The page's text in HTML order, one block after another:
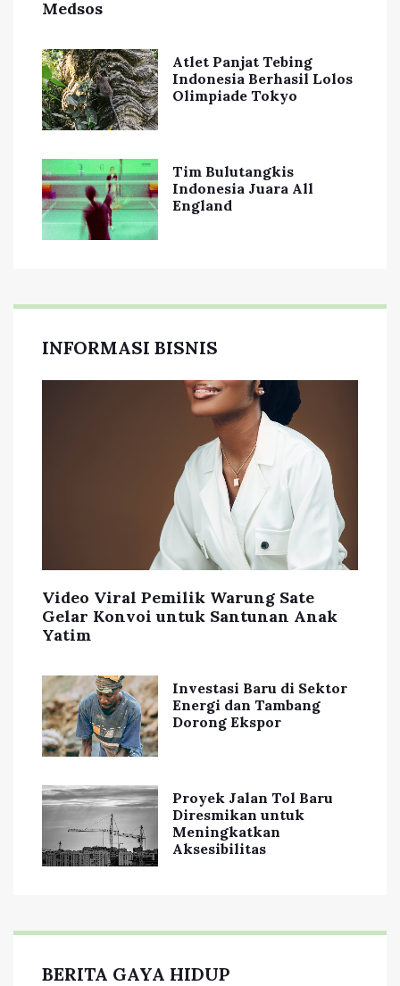
Medsos
Atlet Panjat Tebing
Indonesia Berhasil Lolos
Olimpiade Tokyo
Tim Bulutangkis
Indonesia Juara All
England
INFORMASI BISNIS
Video Viral Pemilik Warung Sate
Gelar Konvoi untuk Santunan Anak
Yatim
Investasi Baru di Sektor
Energi dan Tambang
Dorong Ekspor
Proyek Jalan Tol Baru
Diresmikan untuk
Meningkatkan
Aksesibilitas
BERITA GAYA HIDUP